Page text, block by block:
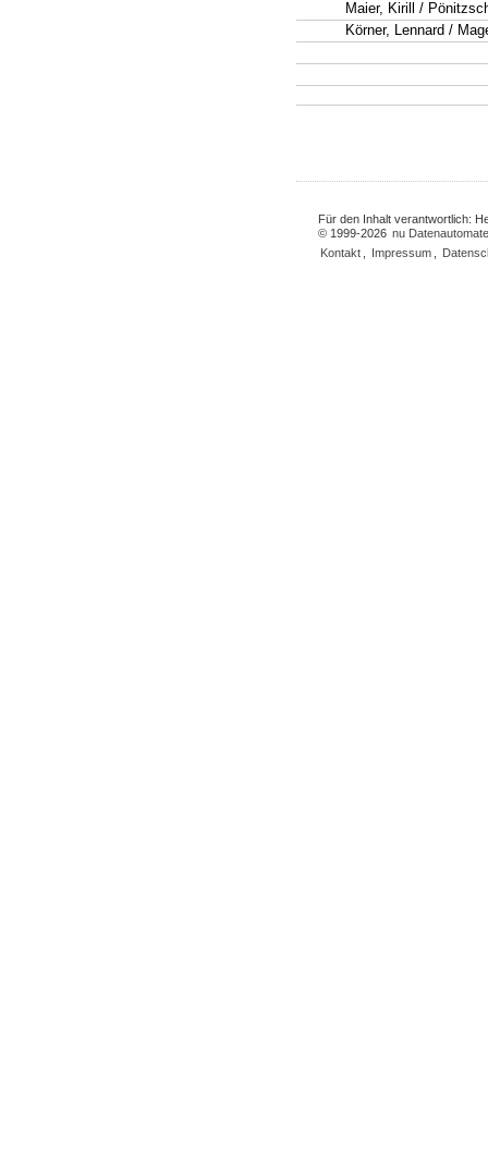
Maier, Kirill /
Körner, Lennard /
Für den Inhalt verantwortlich:
© 1999-2026 nu
Kontakt
Impressum